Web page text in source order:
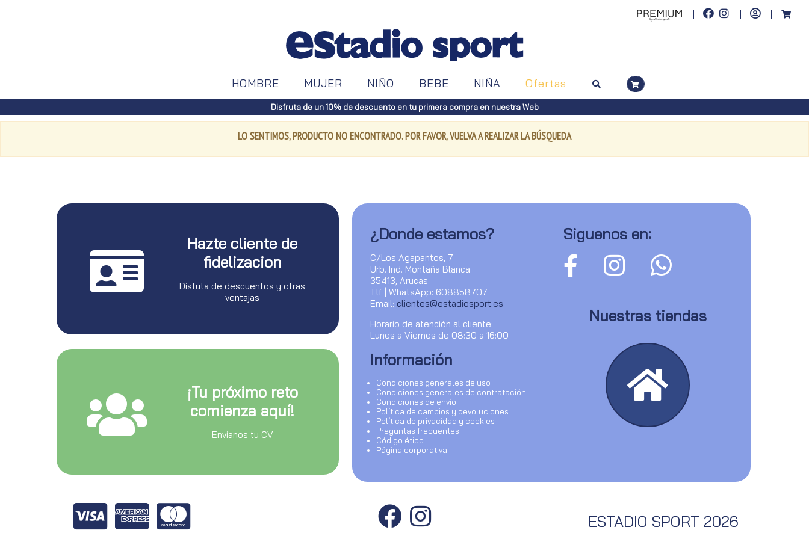
HOMBRE MUJER NIÑO BEBE NIÑA Ofertas
Disfruta de un 10% de descuento en tu primera compra en nuestra Web
LO SENTIMOS, PRODUCTO NO ENCONTRADO. POR FAVOR, VUELVA A REALIZAR LA BÚSQUEDA
Hazte cliente de
fidelizacion
Disfuta de descuentos y otras
ventajas
¡Tu próximo reto
comienza aquí!
Envianos tu CV
¿Donde estamos?
C/Los Agapantos, 7
Urb. Ind. Montaña Blanca
35413, Arucas
Tlf | WhatsApp: 608858707
Email: clientes@estadiosport.es
Horario de atención al cliente:
Lunes a Viernes de 08:30 a 16:00
Información
Condiciones generales de uso
Condiciones generales de contratación
Condiciones de envío
Política de cambios y devoluciones
Política de privacidad y cookies
Preguntas frecuentes
Código ético
Página corporativa
Siguenos en:
Nuestras tiendas
ESTADIO SPORT 2026